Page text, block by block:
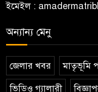
ইমেইল :
অন্যান্য মেনু
জেলার খবর মাতৃভূমি
ভিডিও গ্যালারী